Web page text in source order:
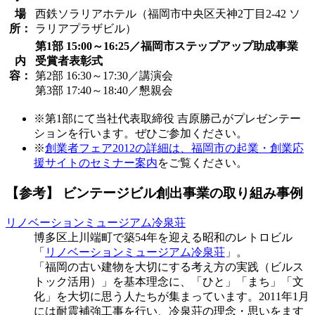
場
所：
西鉄ソラリアホテル（福岡市中央区天神2丁目2-42 ソ
ラリアプラザビル）
内
容：
第1部 15:00～16:25／福岡市ステップアップ助成事業
受賞者表彰式
第2部 16:30～17:30／講演会
第3部 17:40～18:40／懇親会
※第1部にて当社代表取締役 吉原勝己がプレゼンテー
ションを行います。ぜひご参加ください。
※創業者フェア2012の詳細は、福岡市の起業・創業応
援サイトのセミナー案内をご覧ください。
【参考】 ビンテージビル創出事業の取り組み事例
リノベーションミュージアム冷泉荘
博多区上川端町で築54年を迎える昭和のレトロビル
「 リノベーションミュージアム冷泉荘 」。
「福岡の古い建物を大切にする考え方の実践（ビルス
トック活用）」を基本理念に、「ひと」「まち」「文
化」を大切に思う人たちが集まっています。2011年1月
には耐震補強工事を行い、冷泉荘の理念・思いをます